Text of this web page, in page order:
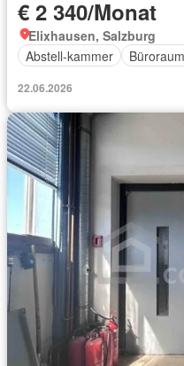
€ 2 340/Monat
Elixhausen, Salzburg
Abstell-kammer
Büroraum
22.06.2026